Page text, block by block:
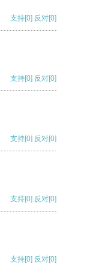
支持[0] 反对[0]
支持[0] 反对[0]
支持[0] 反对[0]
支持[0] 反对[0]
支持[0] 反对[0]